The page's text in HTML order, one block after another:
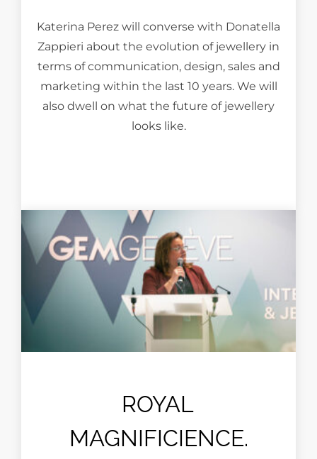
Katerina Perez will converse with Donatella
Zappieri about the evolution of jewellery in
terms of communication, design, sales and
marketing within the last 10 years. We will
also dwell on what the future of jewellery
looks like.
ROYAL
MAGNIFICIENCE.